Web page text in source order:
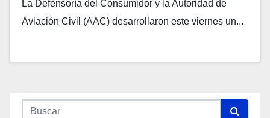
La Defensoría del Consumidor y la Autoridad de
Aviación Civil (AAC) desarrollaron este viernes un...